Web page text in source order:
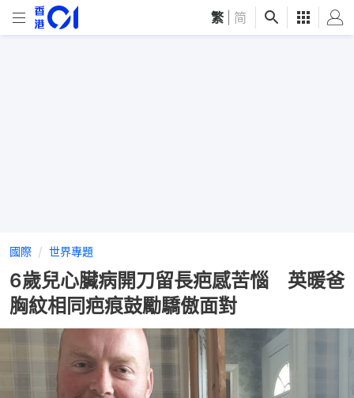
繁 简
國際 世界專題
6歲兒心臟病開刀留長疤感苦惱 英暖爸
胸紋相同疤痕鼓勵驕傲面對